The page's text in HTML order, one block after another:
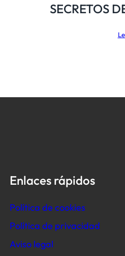
SECRETOS
Enlaces rápidos
Política de cookies
Política de privacidad
Aviso legal